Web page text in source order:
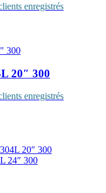
enregistrés
20″ 300
enregistrés
20″ 300
24″ 300